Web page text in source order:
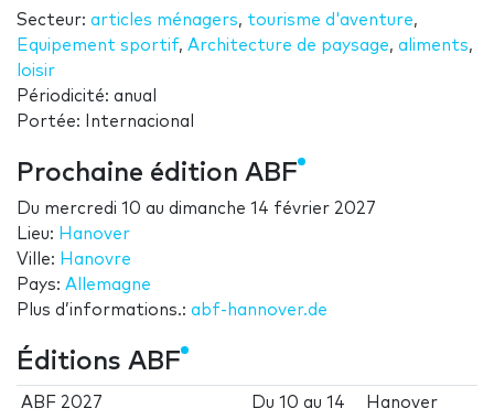
Secteur: articles ménagers, tourisme d'aventure,
Equipement sportif, Architecture de paysage, aliments,
loisir
Périodicité: anual
Portée: Internacional
Prochaine édition ABF
Du mercredi 10 au dimanche 14 février 2027
Lieu: Hanover
Ville: Hanovre
Pays: Allemagne
Plus d’informations.: abf-hannover.de
Éditions ABF
ABF 2027 Du10 au14
Hanover